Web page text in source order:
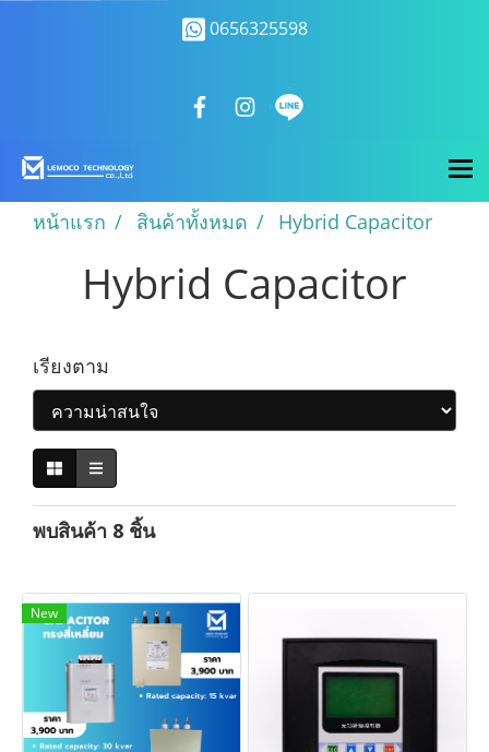
0656325598
หน้าแรก สินค้าทั้งหมด Hybrid Capacitor
Hybrid Capacitor
เรียงตาม
พบสินค้า 8 ชิ้น
New